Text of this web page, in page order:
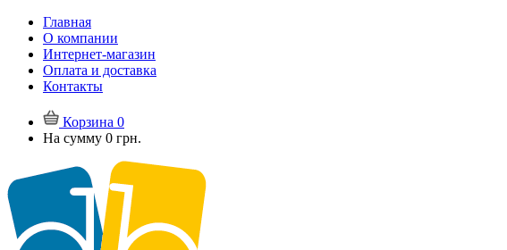
Главная
О компании
Интернет-магазин
Оплата и доставка
Контакты
Корзина 0
На сумму 0 грн.